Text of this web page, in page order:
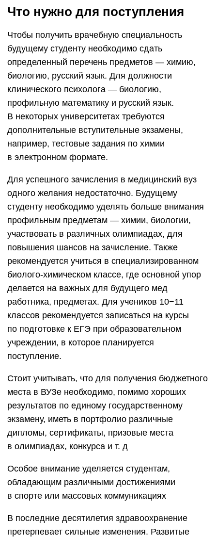
Что нужно для поступления
Чтобы получить врачебную специальность
будущему студенту необходимо сдать
определенный перечень предметов — химию,
биологию, русский язык. Для должности
клинического психолога — биологию,
профильную математику и русский язык.
В некоторых университетах требуются
дополнительные вступительные экзамены,
например, тестовые задания по химии
в электронном формате.
Для успешного зачисления в медицинский вуз
одного желания недостаточно. Будущему
студенту необходимо уделять больше внимания
профильным предметам — химии, биологии,
участвовать в различных олимпиадах, для
повышения шансов на зачисление. Также
рекомендуется учиться в специализированном
биолого-химическом классе, где основной упор
делается на важных для будущего мед
работника, предметах. Для учеников 10−11
классов рекомендуется записаться на курсы
по подготовке к ЕГЭ при образовательном
учреждении, в которое планируется
поступление.
Стоит учитывать, что для получения бюджетного
места в ВУЗе необходимо, помимо хороших
результатов по единому государственному
экзамену, иметь в портфолио различные
дипломы, сертификаты, призовые места
в олимпиадах, конкурса и т. д
Особое внимание уделяется студентам,
обладающим различными достижениями
в спорте или массовых коммуникациях
В последние десятилетия здравоохранение
претерпевает сильные изменения. Развитые